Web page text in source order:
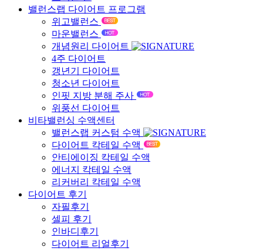
밸런스랩 다이어트 프로그램
위고밸런스
마운밸런스
개념원리 다이어트
4주 다이어트
갱년기 다이어트
청소년 다이어트
인핏 지방 분해 주사
위풍선 다이어트
비타밸런싱 수액센터
밸런스랩 커스텀 수액
다이어트 칵테일 수액
안티에이징 칵테일 수액
에너지 칵테일 수액
리커버리 칵테일 수액
다이어트 후기
자필후기
셀피 후기
인바디후기
다이어트 리얼후기